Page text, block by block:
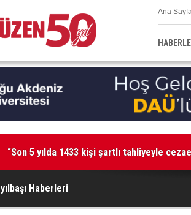
Ana
“Son 5 yılda 1433 kişi şartlı tahliyeyle
48 araç trafikten men edildi, 3 sürücü
yılbaşı Haberleri